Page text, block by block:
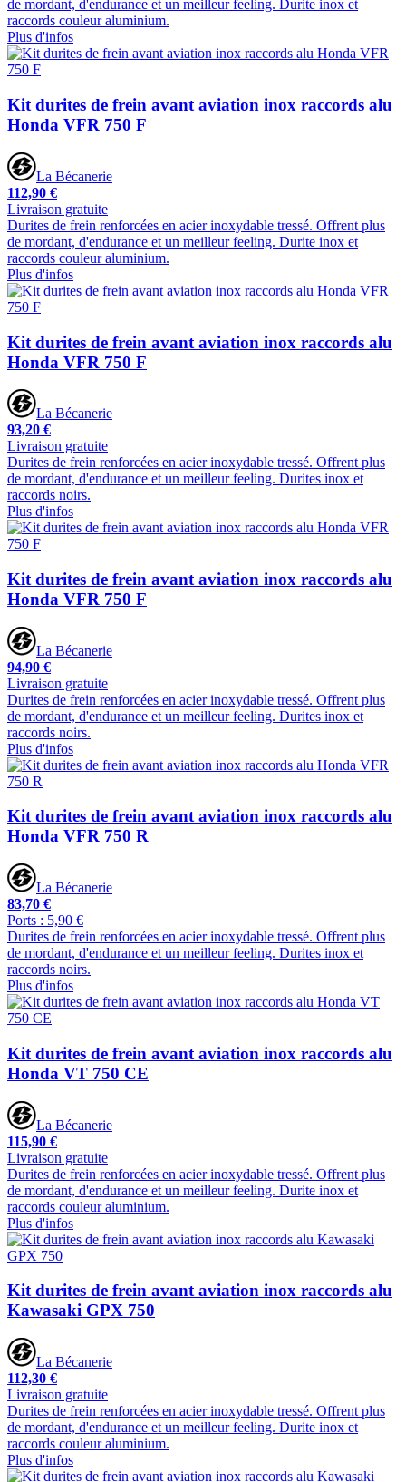
de mordant, d'endurance et un meilleur feeling. Durite inox et
raccords couleur aluminium.
Plus d'infos
Kit durites de frein avant aviation inox raccords alu
Honda VFR 750 F
La Bécanerie
112,90 €
Livraison gratuite
Durites de frein renforcées en acier inoxydable tressé. Offrent plus
de mordant, d'endurance et un meilleur feeling. Durite inox et
raccords couleur aluminium.
Plus d'infos
Kit durites de frein avant aviation inox raccords alu
Honda VFR 750 F
La Bécanerie
93,20 €
Livraison gratuite
Durites de frein renforcées en acier inoxydable tressé. Offrent plus
de mordant, d'endurance et un meilleur feeling. Durites inox et
raccords noirs.
Plus d'infos
Kit durites de frein avant aviation inox raccords alu
Honda VFR 750 F
La Bécanerie
94,90 €
Livraison gratuite
Durites de frein renforcées en acier inoxydable tressé. Offrent plus
de mordant, d'endurance et un meilleur feeling. Durites inox et
raccords noirs.
Plus d'infos
Kit durites de frein avant aviation inox raccords alu
Honda VFR 750 R
La Bécanerie
83,70 €
Ports : 5,90 €
Durites de frein renforcées en acier inoxydable tressé. Offrent plus
de mordant, d'endurance et un meilleur feeling. Durites inox et
raccords noirs.
Plus d'infos
Kit durites de frein avant aviation inox raccords alu
Honda VT 750 CE
La Bécanerie
115,90 €
Livraison gratuite
Durites de frein renforcées en acier inoxydable tressé. Offrent plus
de mordant, d'endurance et un meilleur feeling. Durite inox et
raccords couleur aluminium.
Plus d'infos
Kit durites de frein avant aviation inox raccords alu
Kawasaki GPX 750
La Bécanerie
112,30 €
Livraison gratuite
Durites de frein renforcées en acier inoxydable tressé. Offrent plus
de mordant, d'endurance et un meilleur feeling. Durite inox et
raccords couleur aluminium.
Plus d'infos